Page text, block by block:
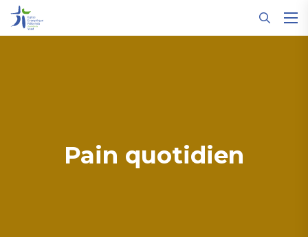
Pain quotidien
Panneau de gestion des cookies